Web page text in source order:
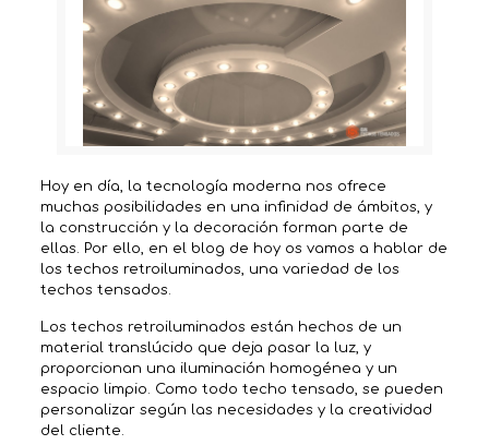
Hoy en día, la tecnología moderna nos ofrece
muchas posibilidades en una infinidad de ámbitos, y
la construcción y la decoración forman parte de
ellas. Por ello, en el blog de hoy os vamos a hablar de
los techos retroiluminados, una variedad de los
techos tensados.
Los techos retroiluminados están hechos de un
material translúcido que deja pasar la luz, y
proporcionan una iluminación homogénea y un
espacio limpio. Como todo techo tensado, se pueden
personalizar según las necesidades y la creatividad
del cliente.